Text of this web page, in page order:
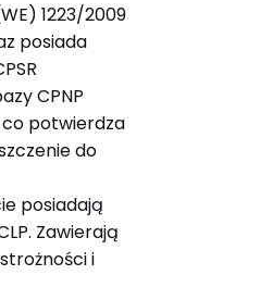
1223/2009
posiada
CPNP
co potwierdza
do
posiadają
Zawierają
i